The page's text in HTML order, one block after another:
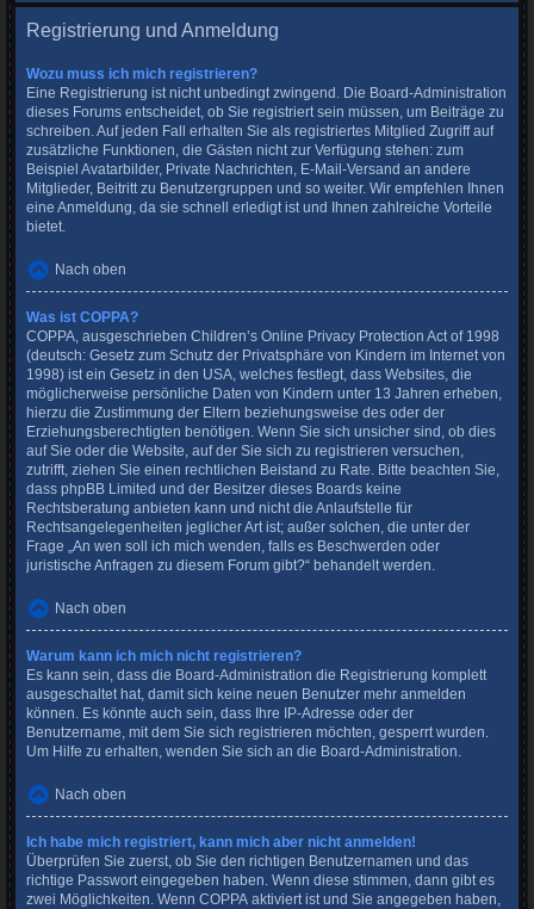
Registrierung und Anmeldung
Wozu muss ich mich registrieren?
Eine Registrierung ist nicht unbedingt zwingend. Die Board-Administration
dieses Forums entscheidet, ob Sie registriert sein müssen, um Beiträge zu
schreiben. Auf jeden Fall erhalten Sie als registriertes Mitglied Zugriff auf
zusätzliche Funktionen, die Gästen nicht zur Verfügung stehen: zum
Beispiel Avatarbilder, Private Nachrichten, E-Mail-Versand an andere
Mitglieder, Beitritt zu Benutzergruppen und so weiter. Wir empfehlen Ihnen
eine Anmeldung, da sie schnell erledigt ist und Ihnen zahlreiche Vorteile
bietet.
Nach oben
Was ist COPPA?
COPPA, ausgeschrieben Children’s Online Privacy Protection Act of 1998
(deutsch: Gesetz zum Schutz der Privatsphäre von Kindern im Internet von
1998) ist ein Gesetz in den USA, welches festlegt, dass Websites, die
möglicherweise persönliche Daten von Kindern unter 13 Jahren erheben,
hierzu die Zustimmung der Eltern beziehungsweise des oder der
Erziehungsberechtigten benötigen. Wenn Sie sich unsicher sind, ob dies
auf Sie oder die Website, auf der Sie sich zu registrieren versuchen,
zutrifft, ziehen Sie einen rechtlichen Beistand zu Rate. Bitte beachten Sie,
dass phpBB Limited und der Besitzer dieses Boards keine
Rechtsberatung anbieten kann und nicht die Anlaufstelle für
Rechtsangelegenheiten jeglicher Art ist; außer solchen, die unter der
Frage „An wen soll ich mich wenden, falls es Beschwerden oder
juristische Anfragen zu diesem Forum gibt?“ behandelt werden.
Nach oben
Warum kann ich mich nicht registrieren?
Es kann sein, dass die Board-Administration die Registrierung komplett
ausgeschaltet hat, damit sich keine neuen Benutzer mehr anmelden
können. Es könnte auch sein, dass Ihre IP-Adresse oder der
Benutzername, mit dem Sie sich registrieren möchten, gesperrt wurden.
Um Hilfe zu erhalten, wenden Sie sich an die Board-Administration.
Nach oben
Ich habe mich registriert, kann mich aber nicht anmelden!
Überprüfen Sie zuerst, ob Sie den richtigen Benutzernamen und das
richtige Passwort eingegeben haben. Wenn diese stimmen, dann gibt es
zwei Möglichkeiten. Wenn COPPA aktiviert ist und Sie angegeben haben,